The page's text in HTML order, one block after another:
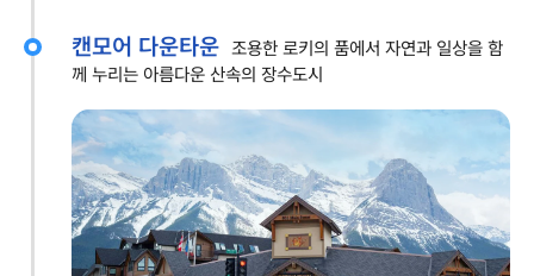
캔모어 다운타운 조용한 로키의 품에서 자연과 일상을 함
께 누리는 아름다운 산속의 장수도시